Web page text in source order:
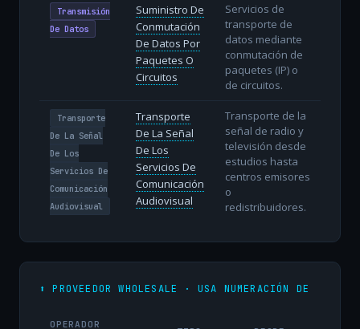
Transmisión
De Datos
Suministro De
Conmutación
De Datos Por
Paquetes O
Circuitos
Servicios de
transporte de
datos mediante
conmutación de
paquetes (IP) o
de circuitos.
Transporte
De La Señal
De Los
Servicios De
Comunicación
Audiovisual
Transporte
De La Señal
De Los
Servicios De
Comunicación
Audiovisual
Transporte de la
señal de radio y
televisión desde
estudios hasta
centros emisores
o
redistribuidores.
⬆️ PROVEEDOR WHOLESALE · USA NUMERACIÓN DE
OPERADOR